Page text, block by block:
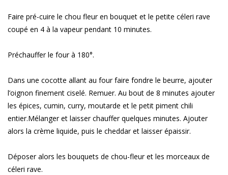
Faire pré-cuire le chou fleur en bouquet et le petite céleri rave
coupé en 4 à la vapeur pendant 10 minutes.
Préchauffer le four à 180°.
Dans une cocotte allant au four faire fondre le beurre, ajouter
l’oignon finement ciselé. Remuer. Au bout de 8 minutes ajouter
les épices, cumin, curry, moutarde et le petit piment chili
entier.Mélanger et laisser chauffer quelques minutes. Ajouter
alors la crème liquide, puis le cheddar et laisser épaissir.
Déposer alors les bouquets de chou-fleur et les morceaux de
céleri rave.